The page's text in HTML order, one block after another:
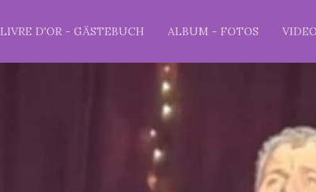
LIVRE D'OR - GÄSTEBUCH ALBUM - FOTOS